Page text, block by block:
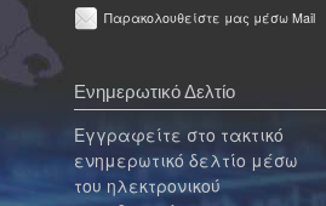
Παρακολουθείστε μας μέσω Mail
Ενημερωτικό Δελτίο
Εγγραφείτε στο τακτικό
ενημερωτικό δελτίο μέσω
του ηλεκτρονικού